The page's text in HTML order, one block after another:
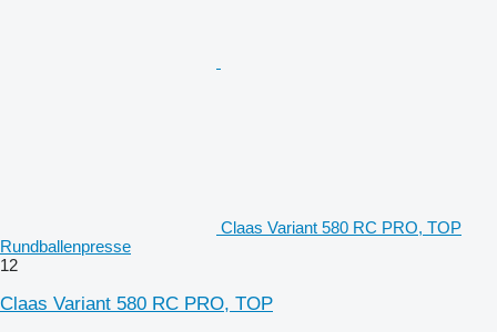
Claas Variant 580 RC PRO, TOP
Rundballenpresse
12
Claas Variant 580 RC PRO, TOP